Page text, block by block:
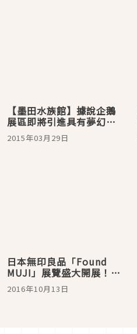
【墨田水族館】據說企鵝
展區即將引進具有夢幻色
彩的『投影映射技術』
喔！
2015年03月29日
日本無印良品「Found
MUJI」展覽盛大開展！探
索「Found MUJI」設計
靈感
2016年10月13日